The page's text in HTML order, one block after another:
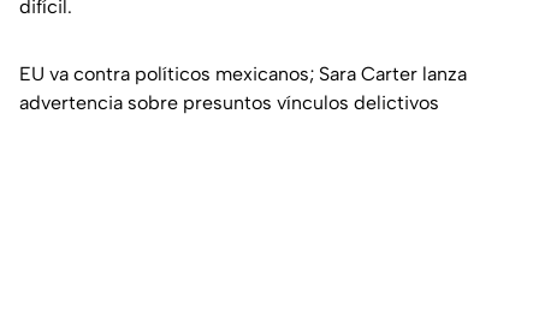
difícil.
EU va contra políticos mexicanos; Sara Carter lanza
advertencia sobre presuntos vínculos delictivos